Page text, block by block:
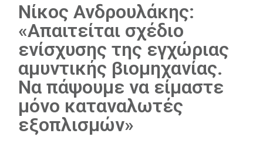
Νίκος Ανδρουλάκης:
«Απαιτείται σχέδιο
ενίσχυσης της εγχώριας
αμυντικής βιομηχανίας.
Να πάψουμε να είμαστε
μόνο καταναλωτές
εξοπλισμών»